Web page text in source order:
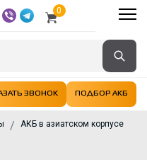
0
ЗВОНОК ПОДБОР АКБ
АКБ в азиатском корпусе